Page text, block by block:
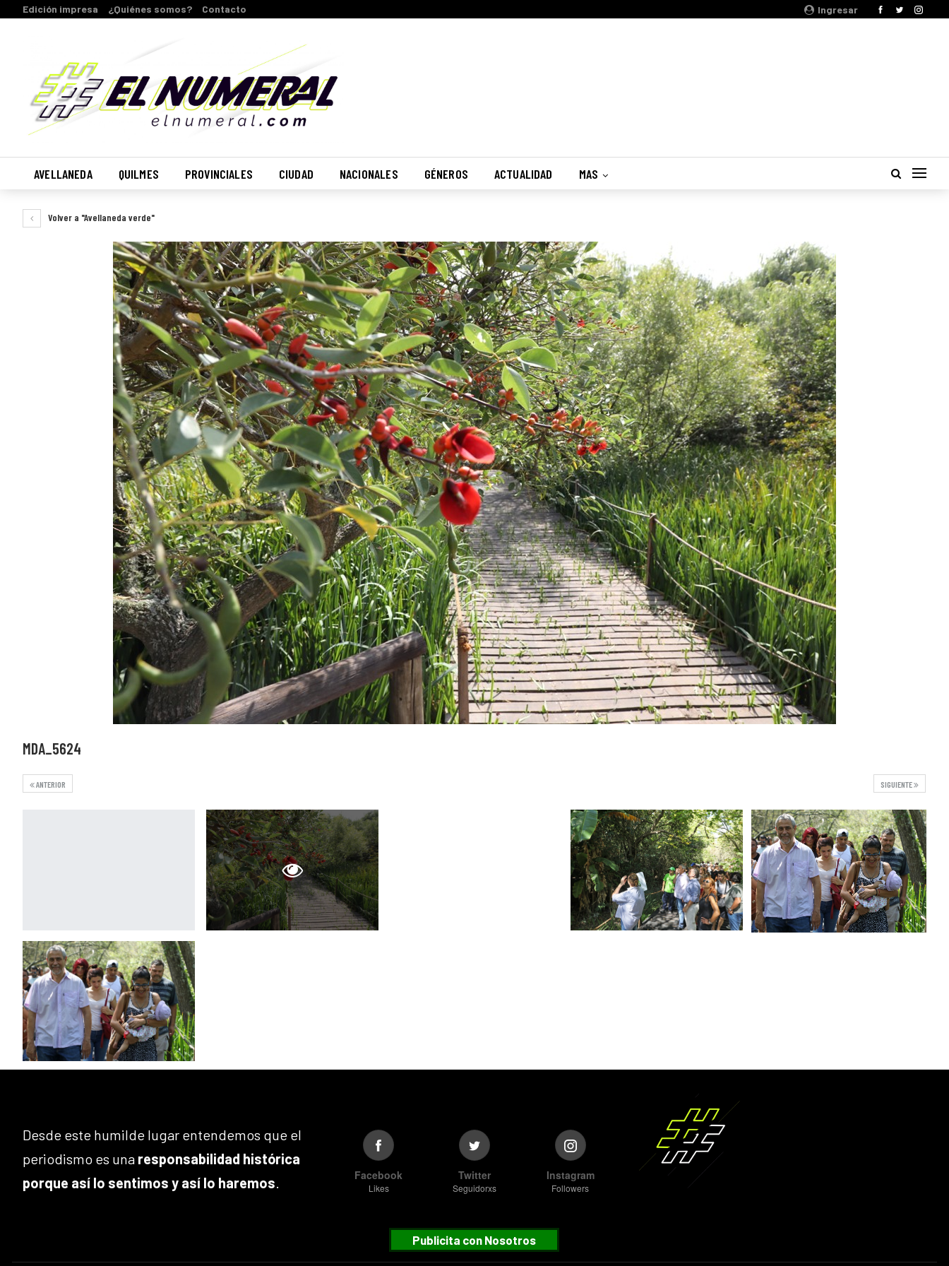
Ingresar
Edición impresa ¿Quiénes somos? Contacto
AVELLANEDA QUILMES PROVINCIALES CIUDAD NACIONALES GÉNEROS ACTUALIDAD MAS
Volver a "Avellaneda verde"
MDA_5624
SIGUIENTE
ANTERIOR
Desde este humilde lugar entendemos que el
periodismo es una responsabilidad histórica
porque así lo sentimos y así lo haremos. Facebook
Likes
Twitter
Seguidorxs
Instagram
Followers
Publicita con Nosotros